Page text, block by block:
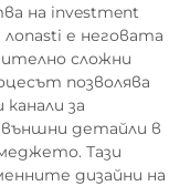
на investment
е неговата
сложни
позволява
за
детайли в
Тази
дизайни на